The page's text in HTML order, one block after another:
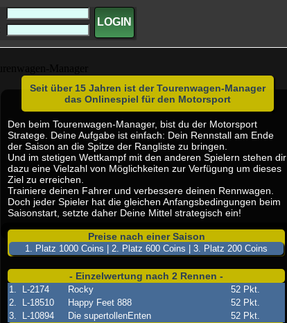
LOGIN
Seit über 15 Jahren ist der Tourenwagen-Manager
das Onlinespiel für den Motorsport
Den beim Tourenwagen-Manager, bist du der Motorsport
Stratege. Deine Aufgabe ist einfach: Dein Rennstall am Ende
der Saison an die Spitze der Rangliste zu bringen.
Und im stetigen Wettkampf mit den anderen Spielern stehen dir
dazu eine Vielzahl von Möglichkeiten zur Verfügung um dieses
Ziel zu erreichen.
Trainiere deinen Fahrer und verbessere deinen Rennwagen.
Doch jeder Spieler hat die gleichen Anfangsbedingungen beim
Saisonstart, setzte daher Deine Mittel strategisch ein!
Preise nach einer Saison
1. Platz 1000 Coins | 2. Platz 600 Coins | 3. Platz 200 Coins
- Einzelwertung nach 2 Rennen -
1. L-2174 Rocky
52 Pkt.
2.
L-18510 Happy Feet 888
52 Pkt.
3.
L-10894 Die supertollenEnten 52 Pkt.